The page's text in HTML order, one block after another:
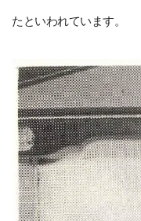
たといわれています。